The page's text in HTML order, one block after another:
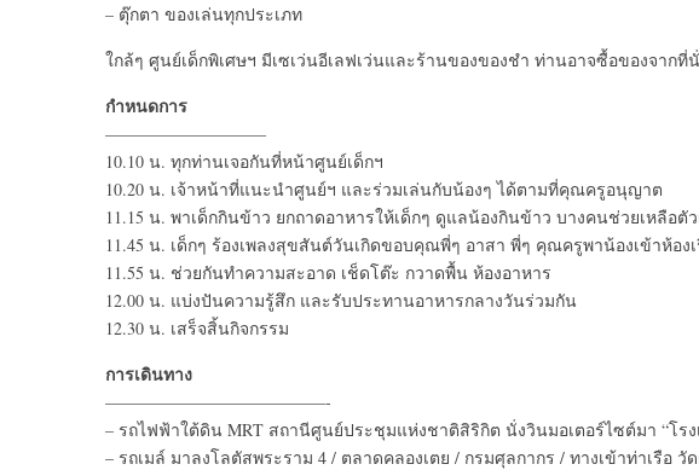
– ตุ๊กตา ของเล่นทุกประเภท
ใกล้ๆ ศูนย์เด็กพิเศษฯ มีเซเว่นอีเลฟเว่นและร้านของของชำ ท่านอาจซื้อของจาก
กำหนดการ
—————————–
10.10 น. ทุกท่านเจอกันที่หน้าศูนย์เด็กฯ
10.20 น. เจ้าหน้าที่แนะนำศูนย์ฯ และร่วมเล่นกับน้องๆ ได้ตามที่คุณครูอนุญาต
11.15 น. พาเด็กกินข้าว ยกถาดอาหารให้เด็กๆ ดูแลน้องกินข้าว บางคนช่วยเหลือตั
11.45 น. เด็กๆ ร้องเพลงสุขสันต์วันเกิดขอบคุณพี่ๆ อาสา พี่ๆ คุณครูพาน้องเข้าห้อง
11.55 น. ช่วยกันทำความสะอาด เช็ดโต๊ะ กวาดพื้น ห้องอาหาร
12.00 น. แบ่งปันความรู้สึก และรับประทานอาหารกลางวันร่วมกัน
12.30 น. เสร็จสิ้นกิจกรรม
การเดินทาง
—————————————-
– รถไฟฟ้าใต้ดิน MRT สถานีศูนย์ประชุมแห่งชาติสิริกิต นั่งวินมอเตอร์ไซต์มา “โร
– รถเมล์ มาลงโลตัสพระราม 4 / ตลาดคลองเตย / กรมศุลกากร / ทางเข้าท่าเรือ